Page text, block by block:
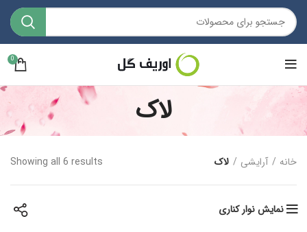
0
لاک
خانه آرایشی لاک Showing all 6 results
نمایش نوار کناری